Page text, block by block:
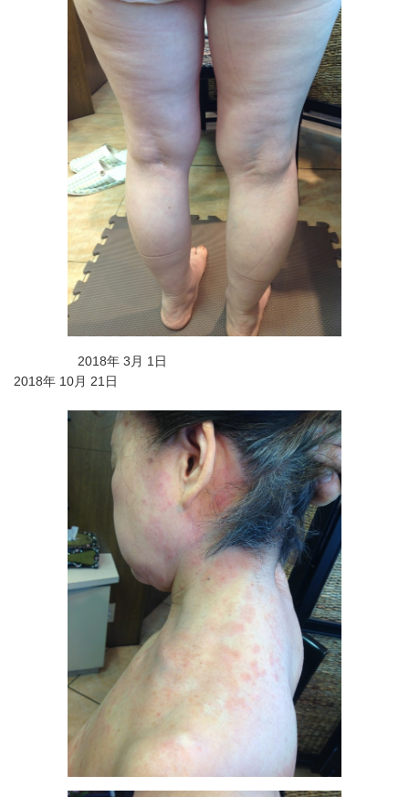
2018年 3月 1日
2018年 10月 21日